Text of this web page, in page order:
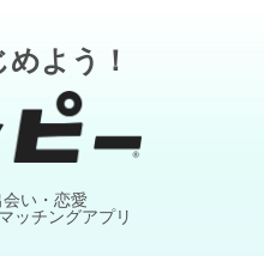
よう！
い・恋愛
ッチングアプリ